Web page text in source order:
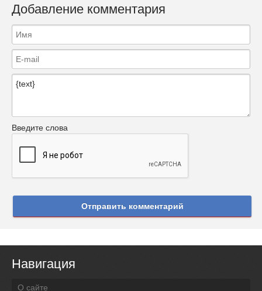
Добавление комментария
Введите слова
Отправить комментарий
Навигация
О сайте